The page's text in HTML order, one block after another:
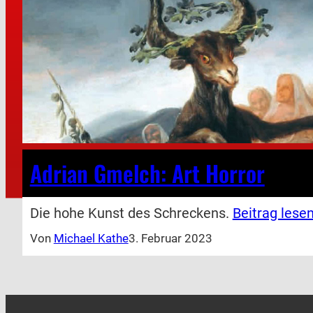
Adrian Gmelch: Art Horror
Die hohe Kunst des Schreckens. Beitrag
Von Michael Kathe3. Februar 2023